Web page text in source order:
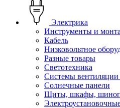
Электрика
Инструменты и
Кабель
Низковольтное
Разные товары
Светотехника
Системы вентиляции
Солнечные панели
Щиты, шкафы,